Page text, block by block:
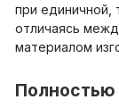
при единичной,
отличаясь
материалом